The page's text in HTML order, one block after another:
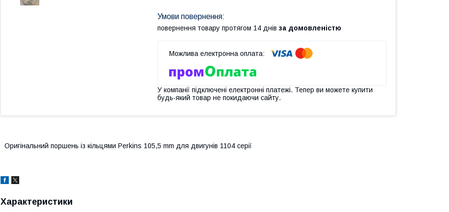
повернення товару протягом 14 днів за домовленістю
У компанії підключені електронні платежі. Тепер ви можете купити
будь-який товар не покидаючи сайту.
Оригінальний поршень із кільцями Perkins 105,5 mm для двигунів 1104 серії
Характеристики